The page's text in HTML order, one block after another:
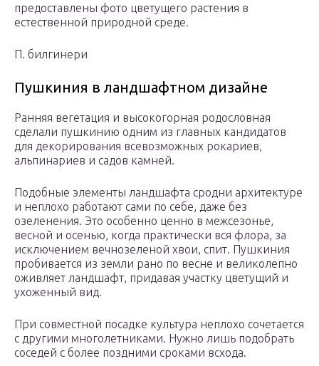
предоставлены фото цветущего растения в
естественной природной среде.
П. билгинери
Пушкиния в ландшафтном дизайне
Ранняя вегетация и высокогорная родословная
сделали пушкинию одним из главных кандидатов
для декорирования всевозможных рокариев,
альпинариев и садов камней.
Подобные элементы ландшафта сродни архитектуре
и неплохо работают сами по себе, даже без
озеленения. Это особенно ценно в межсезонье,
весной и осенью, когда практически вся флора, за
исключением вечнозеленой хвои, спит. Пушкиния
пробивается из земли рано по весне и великолепно
оживляет ландшафт, придавая участку цветущий и
ухоженный вид.
При совместной посадке культура неплохо сочетается
с другими многолетниками. Нужно лишь подобрать
соседей с более поздними сроками всхода.